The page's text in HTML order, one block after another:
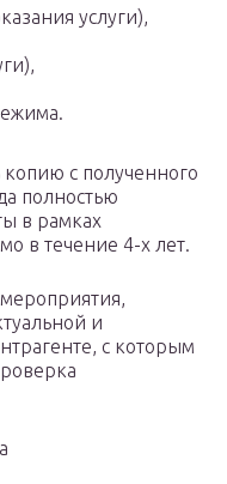
услуги),
копию с полученного
полностью
в рамках
в течение 4-х лет.
и
с которым